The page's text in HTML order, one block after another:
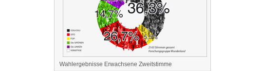
Wahlergebnisse Erwachsene Zweitstimme